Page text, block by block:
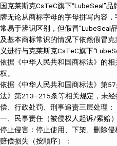
国克莱斯克CsTeC旗下“LubeSeal”
牌无论从商标字母的字母拼写内容
常易于辨识区别，但假冒”LubeSeal
及基本商标常识的情况下依然假冒克
义进行与克莱斯克CsTeC旗下
依据《中华人民共和国商标法》的
权。
依据《中华人民共和国商标法》第
法》第213–215条等相关规定，未
偿、行政处罚、刑事追责三层处理：
一、民事责任（被侵权人起诉/索赔）
停止侵害：停止使用、下架、删除侵
赔偿损失（按顺序）：